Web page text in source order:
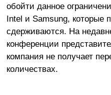
обойти данное
Intel и Samsung, которые
сдерживаются. На
конференции
компания не получает
количествах.